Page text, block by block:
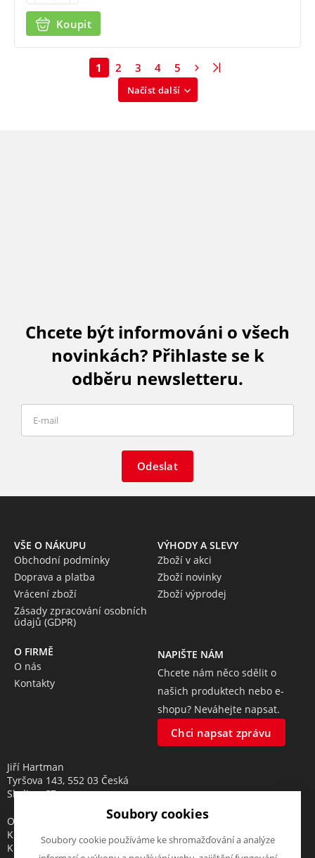
Koupit
Načíst další
1 2 3 4 5
Chcete být informováni o všech
novinkách? Přihlaste se k
odběru newsletteru.
Odeslat
VŠE O NÁKUPU
Obchodní podmínky
Doprava a platba
Vrácení zboží
Zásady zpracování osobních
údajů (GDPR)
VÝHODY A SLEVY
Zboží v akci
Zboží novinky
Zboží výprodej
O FIRMĚ
O nás
Kontakty
NAPIŠTE NÁM
Chcete nám něco sdělit o
našich produktech nebo e-
shopu? Neváhejte napsat.
Chci napsat zprávu
Jiří Hartman
Tyršova 143, 552 03 Česká
Skalice, CZ
Obchodní rejstřík vedený u
Krajského soudu v Hradci
Králové, oddíl A, vložka 18553
Soubory cookies
Soubory cookie používáme ke shromažďování a analýze